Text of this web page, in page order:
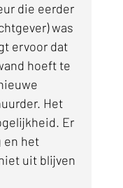
die eerder
was
ervoor dat
hoeft te
Het
Er
en het
uit blijven